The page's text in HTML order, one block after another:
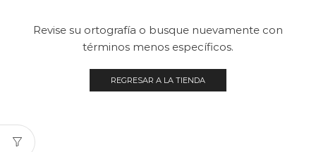
Revise su ortografía o busque nuevamente con
términos menos específicos.
REGRESAR A LA TIENDA